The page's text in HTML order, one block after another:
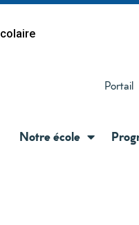
Portail
Notre école